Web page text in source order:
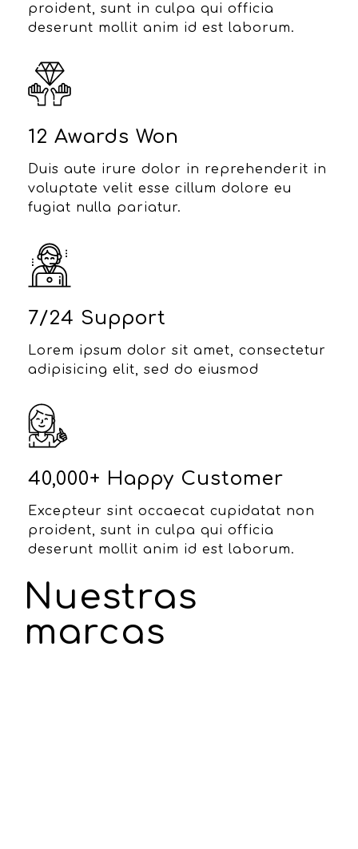
proident, sunt in culpa qui officia
deserunt mollit anim id est laborum.
12 Awards Won
Duis aute irure dolor in reprehenderit in
voluptate velit esse cillum dolore eu
fugiat nulla pariatur.
7/24 Support
Lorem ipsum dolor sit amet, consectetur
adipisicing elit, sed do eiusmod
40,000+ Happy Customer
Excepteur sint occaecat cupidatat non
proident, sunt in culpa qui officia
deserunt mollit anim id est laborum.
Nuestras
marcas